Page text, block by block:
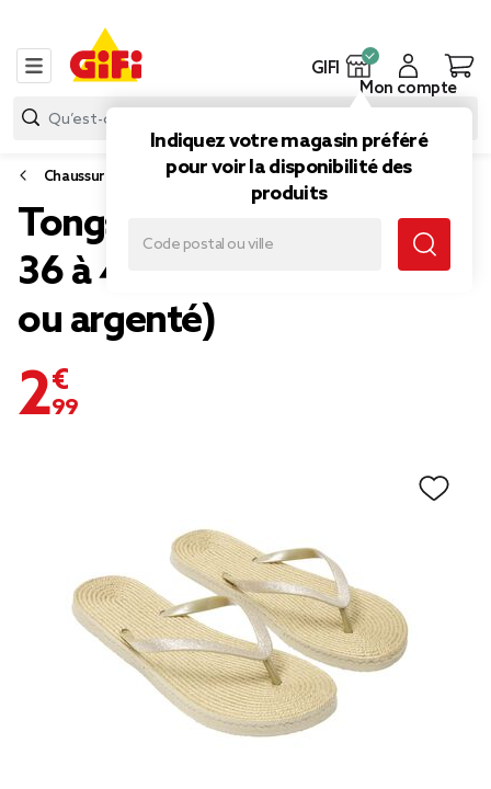
GIFI
Indiquez votre magasin préféré
pour voir la disponibilité des
produits
Mon compte
Chaussures
Tongs femme paillettées
36 à 41 (2 modèles doré
ou argenté)
2,99 €